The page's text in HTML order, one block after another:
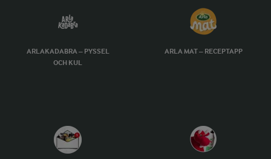
ARLAKADABRA – PYSSEL
OCH KUL
ARLA MAT – RECEPTAPP